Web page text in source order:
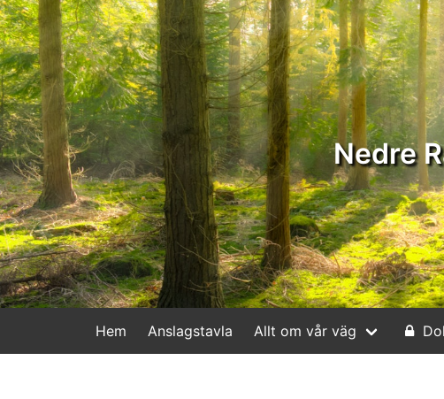
Nedre
Hem Anslagstavla Allt om vår väg